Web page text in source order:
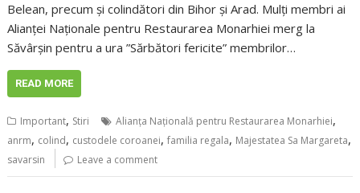
Belean, precum și colindători din Bihor și Arad. Mulți membri ai
Alianței Naționale pentru Restaurarea Monarhiei merg la
Săvârșin pentru a ura ”Sărbători fericite” membrilor…
READ MORE
Important, Stiri Alianța Națională pentru Restaurarea Monarhiei,
anrm, colind, custodele coroanei,familia regala, Majestatea Sa Margareta,
savarsin Leave a comment